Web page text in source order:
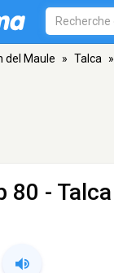
del Maule » Talca »
80 - Talca